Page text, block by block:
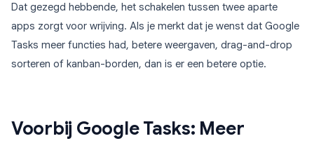
Dat gezegd hebbende, het schakelen tussen twee aparte
apps zorgt voor wrijving. Als je merkt dat je wenst dat Google
Tasks meer functies had, betere weergaven, drag-and-drop
sorteren of kanban-borden, dan is er een betere optie.
Voorbij Google Tasks: Meer